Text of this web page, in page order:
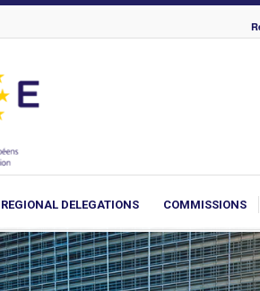
REGIONAL DELEGATIONS COMMISSIONS